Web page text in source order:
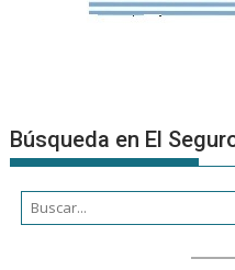
Búsqueda en El